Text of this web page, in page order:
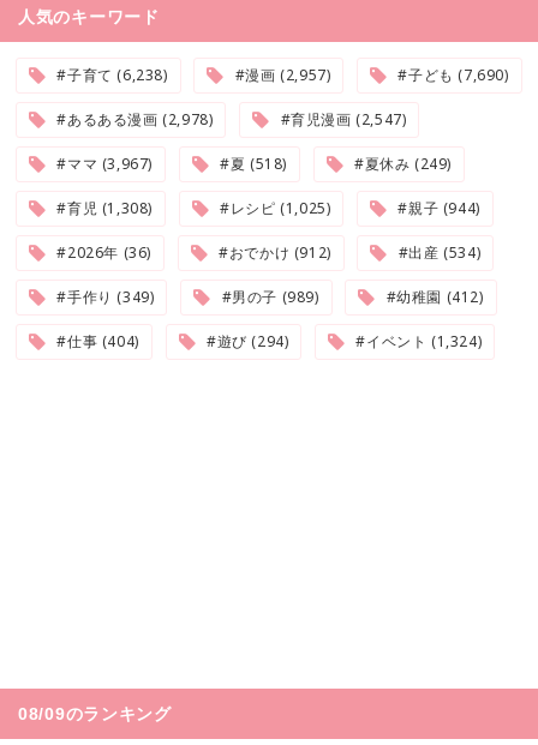
人気のキーワード
#子育て (6,238) #漫画 (2,957) #子ども (7,690)
#あるある漫画 (2,978) #育児漫画 (2,547)
#ママ (3,967) #夏 (518) #夏休み (249)
#育児 (1,308) #レシピ (1,025) #親子 (944)
#2026年 (36) #おでかけ (912) #出産 (534)
#手作り (349) #男の子 (989) #幼稚園 (412)
#仕事 (404) #遊び (294) #イベント (1,324)
08/09のランキング